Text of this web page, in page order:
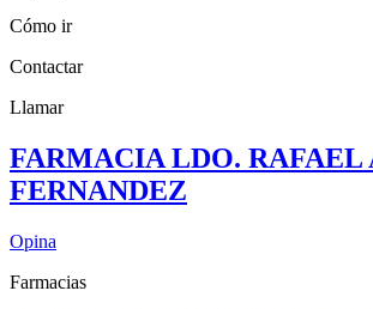
Cómo ir
Contactar
Llamar
FARMACIA LDO. RAFAEL
FERNANDEZ
Opina
Farmacias